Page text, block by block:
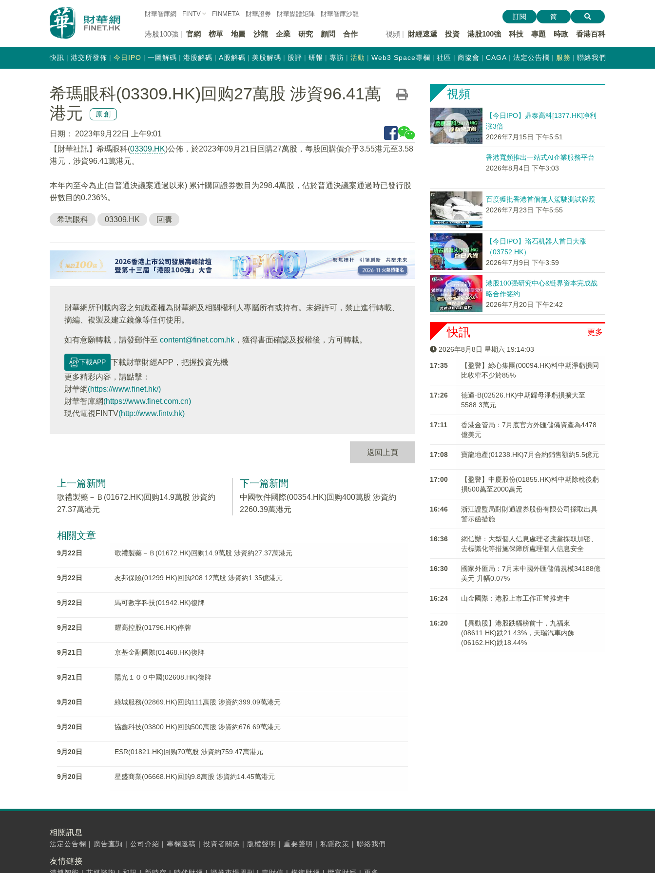
財華智庫網 FINTV FINMETA 財華證券 財華媒體矩陣 財華智庫沙龍
港股100強 官網 榜單 地圖 沙龍 企業 研究 顧問 合作 視頻 財經速遞 投資 港股100強 科技 專題 時政 香港百科
訂閱 简
快訊 港交所發佈 今日IPO 一圖解碼 港股解碼 A股解碼 美股解碼 股評 研報 專訪 活動 Web3 Space專欄 社區 商協會 CAGA 法定公告欄 服務 聯絡我們
希瑪眼科(03309.HK)回购27萬股 涉資96.41萬
港元
原創
日期：
2023年9月22日 上午9:01
【財華社訊】希瑪眼科(03309.HK)公佈，於2023年09月21日回購27萬股，每股回購價介乎3.55港元至3.58
港元，涉資96.41萬港元。
本年內至今為止(自普通決議案通過以來) 累计購回證券數目为298.4萬股，佔於普通決議案通過時已發行股
份數目的0.236%。
希瑪眼科 03309.HK 回購
財華網所刊載內容之知識產權為財華網及相關權利人專屬所有或持有。未經許可，禁止進行轉載、
摘編、複製及建立鏡像等任何使用。
如有意願轉載，請發郵件至 content@finet.com.hk ，獲得書面確認及授權後，方可轉載。
下載APP
下載財華財經APP，把握投資先機
更多精彩内容，請點擊：
財華網(https://www.finet.hk/)
財華智庫網(https://www.finet.com.cn)
現代電視FINTV(http://www.fintv.hk)
返回上頁
上一篇新聞
歌禮製藥－Ｂ(01672.HK)回购14.9萬股 涉資約
27.37萬港元
下一篇新聞
中國軟件國際(00354.HK)回购400萬股 涉資約
2260.39萬港元
相關文章
9月22日 歌禮製藥－Ｂ(01672.HK)回购14.9萬股 涉資約27.37萬港元
9月22日 友邦保險(01299.HK)回购208.12萬股 涉資約1.35億港元
9月22日 馬可數字科技(01942.HK)復牌
9月22日 耀高控股(01796.HK)停牌
9月21日 京基金融國際(01468.HK)復牌
9月21日 陽光１００中國(02608.HK)復牌
9月20日 綠城服務(02869.HK)回购111萬股 涉資約399.09萬港元
9月20日 協鑫科技(03800.HK)回购500萬股 涉資約676.69萬港元
9月20日 ESR(01821.HK)回购70萬股 涉資約759.47萬港元
9月20日 星盛商業(06668.HK)回购9.8萬股 涉資約14.45萬港元
視頻
【今日IPO】鼎泰高科[1377.HK]净利
涨3倍
2026年7月15日 下午5:51
香港寬頻推出一站式AI企業服務平台
2026年8月4日 下午3:03
百度獲批香港首個無人駕駛測試牌照
2026年7月23日 下午5:55
【今日IPO】珞石机器人首日大涨
（03752.HK）
2026年7月9日 下午3:59
港股100强研究中心&链界资本完成战
略合作签约
2026年7月20日 下午2:42
更多
快訊
2026年8月8日 星期六 19:14:03
17:35
【盈警】綠心集團(00094.HK)料中期淨虧損同
比收窄不少於85%
17:26
德適-B(02526.HK)中期歸母淨虧損擴大至
5588.3萬元
17:11
香港金管局：7月底官方外匯儲備資產為4478
億美元
17:08 寶龍地產(01238.HK)7月合約銷售額約5.5億元
17:00
【盈警】中慶股份(01855.HK)料中期除稅後虧
損500萬至2000萬元
16:46
浙江證監局對財通證券股份有限公司採取出具
警示函措施
16:36
網信辦：大型個人信息處理者應當採取加密、
去標識化等措施保障所處理個人信息安全
16:30
國家外匯局：7月末中國外匯儲備規模34188億
美元 升幅0.07%
16:24 山金國際：港股上市工作正常推進中
16:20
【異動股】港股跌幅榜前十，九福來
(08611.HK)跌21.43%，天瑞汽車内飾
(06162.HK)跌18.44%
相關訊息
法定公告欄 | 廣告查詢 | 公司介紹 | 專欄邀稿 | 投資者關係 | 版權聲明 | 重要聲明 | 私隱政策 | 聯絡我們
友情鏈接